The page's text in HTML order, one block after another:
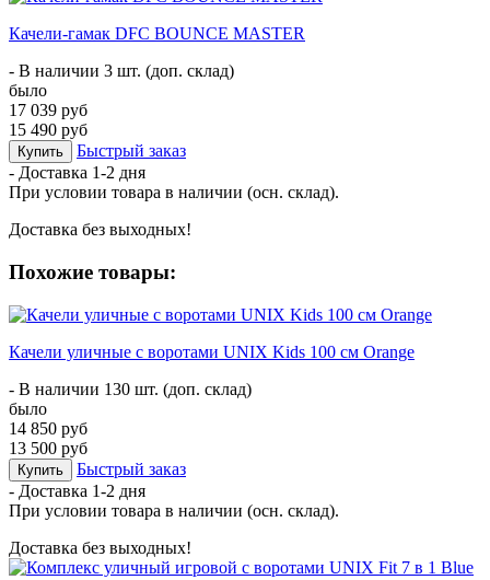
Качели-гамак DFC BOUNCE MASTER
- В наличии 3 шт. (доп. склад)
было
17 039 руб
15 490 руб
Купить
Быстрый заказ
- Доставка 1-2 дня
При условии товара в наличии (осн. склад).
Доставка без выходных!
Похожие товары:
Качели уличные с воротами UNIX Kids 100 см Orange
- В наличии 130 шт. (доп. склад)
было
14 850 руб
13 500 руб
Купить
Быстрый заказ
- Доставка 1-2 дня
При условии товара в наличии (осн. склад).
Доставка без выходных!